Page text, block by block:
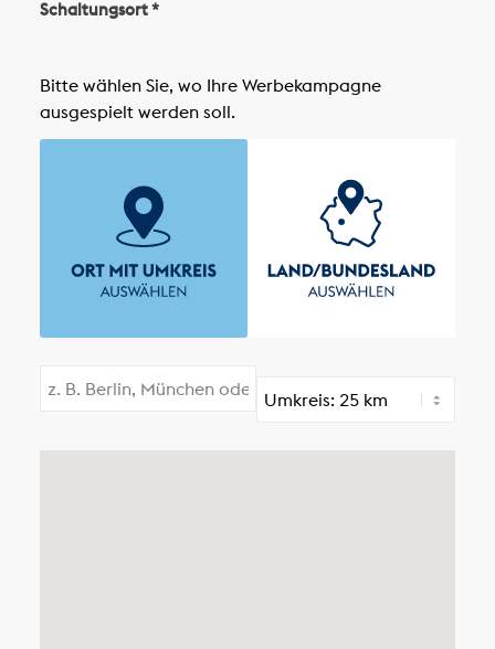
Schaltungsort *
Bitte wählen Sie, wo Ihre Werbekampagne
ausgespielt werden soll.